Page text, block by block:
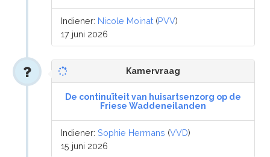
Indiener: Nicole Moinat (PVV)
17 juni 2026
Kamervraag
De continuïteit van huisartsenzorg op de
Friese Waddeneilanden
Indiener:Sophie Hermans (VVD)
15 juni 2026